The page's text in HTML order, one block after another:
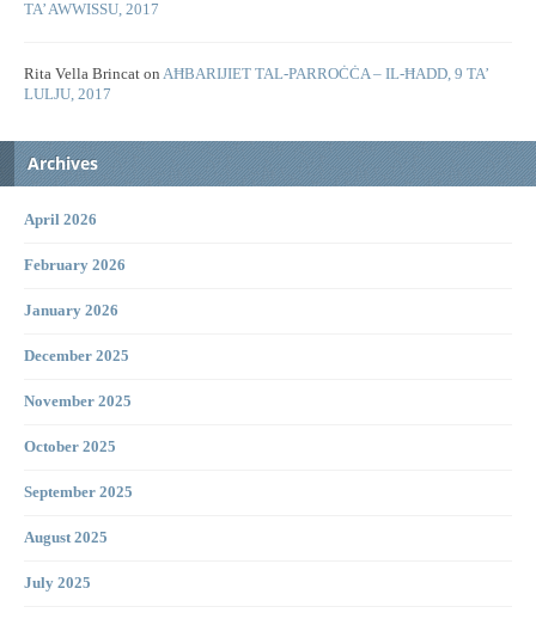
TA’ AWWISSU, 2017
Rita Vella Brincat on AĦBARIJIET TAL-PARROĊĊA – IL-ĦADD, 9 TA’
LULJU, 2017
Archives
April 2026
February 2026
January 2026
December 2025
November 2025
October 2025
September 2025
August 2025
July 2025